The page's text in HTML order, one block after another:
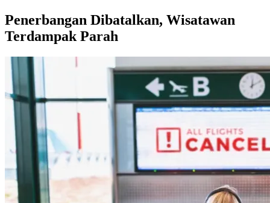
Penerbangan Dibatalkan, Wisatawan
Terdampak Parah